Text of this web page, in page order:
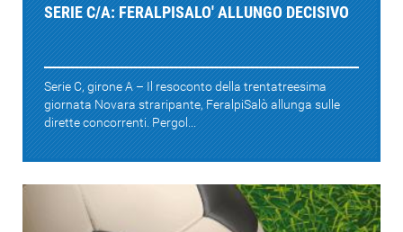
SERIE C/A: FERALPISALO' ALLUNGO DECISIVO
Serie C, girone A – Il resoconto della trentatreesima
giornata Novara straripante, FeralpiSalò allunga sulle
dirette concorrenti. Pergol...